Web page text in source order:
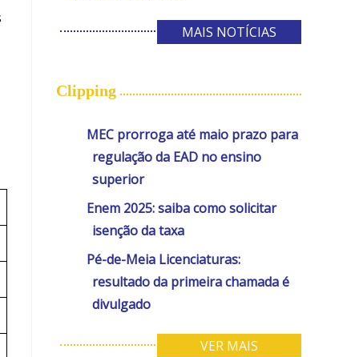
MAIS NOTÍCIAS
Clipping
MEC prorroga até maio prazo para
regulação da EAD no ensino
superior
Enem 2025: saiba como solicitar
isenção da taxa
Pé-de-Meia Licenciaturas:
resultado da primeira chamada é
divulgado
VER MAIS